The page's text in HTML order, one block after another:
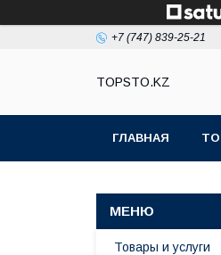
+7 (747) 839-25-21
TOPSTO.KZ
ГЛАВНАЯ
Товары и услуги